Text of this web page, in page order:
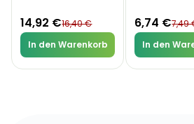
ARZNEIMITTEL & GESUNDHEIT
Durex Play Feel
Gleitgel
6,74 € 7,49 € -10%
14,92 €16,40 €
In den Warenkorb
6,74 €7,49
In den